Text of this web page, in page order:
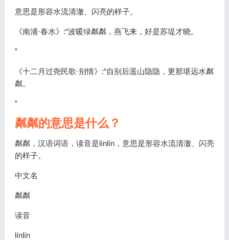
意思是形容水流清澈、闪亮的样子。
《南浦·春水》:“波暖绿粼粼，燕飞来，好是苏堤才晓。
”
《十二月过尧民歌·别情》:“自别后遥山隐隐，更那堪远水粼
粼。
”
粼粼的意思是什么？
粼粼，汉语词语，读音是línlín，意思是形容水流清澈、闪亮
的样子。
中文名
粼粼
读音
línlín